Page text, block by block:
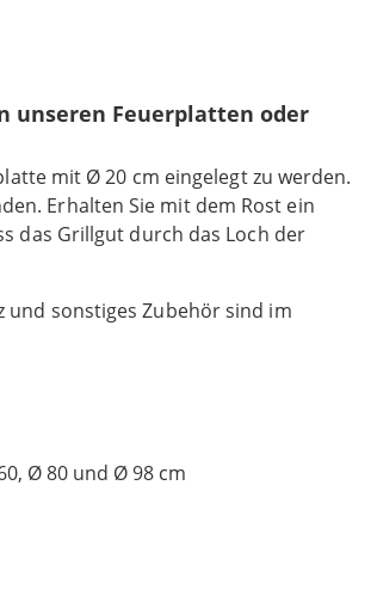
unseren Feuerplatten oder
mit Ø 20 cm eingelegt zu werden.
Erhalten Sie mit dem Rost ein
das Grillgut durch das Loch der
und sonstiges Zubehör sind im
Ø 80 und Ø 98 cm